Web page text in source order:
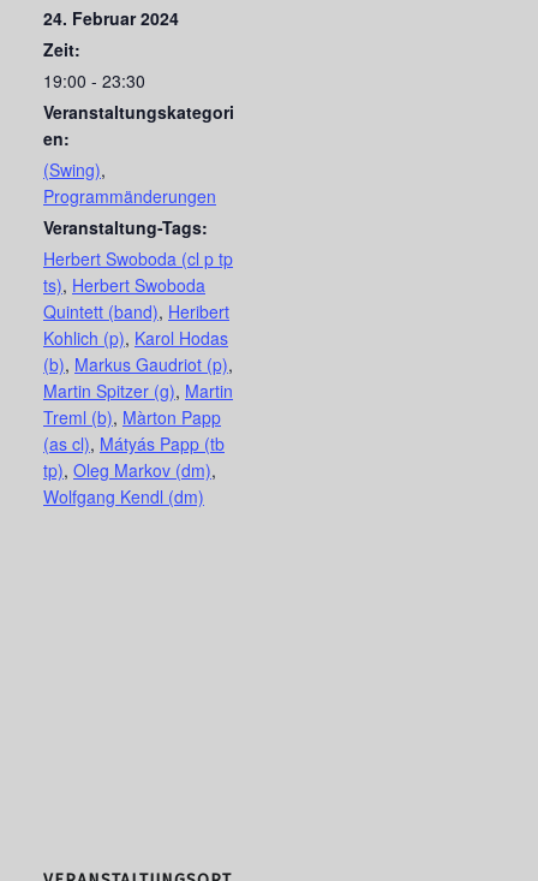
24. Februar 2024
Zeit:
19:00 - 23:30
Veranstaltungskategori
en:
(Swing),
Programmänderungen
Veranstaltung-Tags:
Herbert Swoboda (cl p tp
ts), Herbert Swoboda
Quintett (band), Heribert
Kohlich (p), Karol Hodas
(b), Markus Gaudriot (p),
Martin Spitzer (g), Martin
Treml (b), Màrton Papp
(as cl), Mátyás Papp (tb
tp), Oleg Markov (dm),
Wolfgang Kendl (dm)